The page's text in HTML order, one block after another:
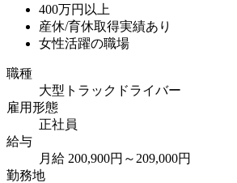
400万円以上
産休/育休取得実績あり
女性活躍の職場
職種
大型トラックドライバー
雇用形態
正社員
給与
月給 200,900円～209,000円
勤務地